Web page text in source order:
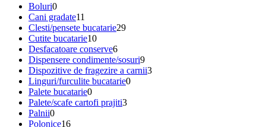
Boluri0
Cani gradate11
Clesti/pensete bucatarie29
Cutite bucatarie10
Desfacatoare conserve6
Dispensere condimente/sosuri9
Dispozitive de fragezire a carnii3
Linguri/furculite bucatarie0
Palete bucatarie0
Palete/scafe cartofi prajiti3
Palnii0
Polonice16